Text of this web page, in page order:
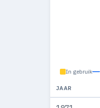
In gebruik
JAAR